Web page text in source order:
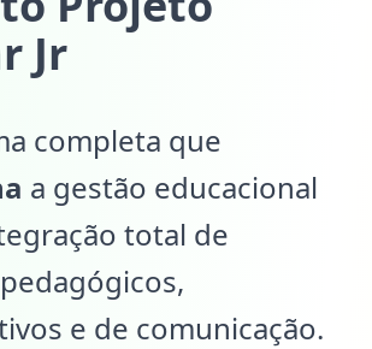
Jr
completa que
a gestão educacional
total de
e de comunicação.